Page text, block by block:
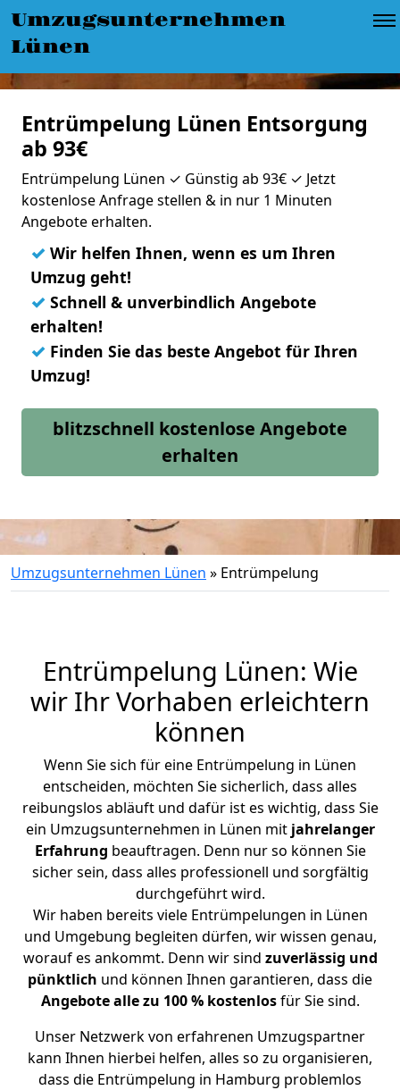
Umzugsunternehmen
Lünen
Entrümpelung Lünen Entsorgung
ab 93€
Entrümpelung Lünen ✓ Günstig ab 93€ ✓ Jetzt
kostenlose Anfrage stellen & in nur 1 Minuten
Angebote erhalten.
✓ Wir helfen Ihnen, wenn es um Ihren
Umzug geht!
✓ Schnell & unverbindlich Angebote
erhalten!
✓ Finden Sie das beste Angebot für Ihren
Umzug!
blitzschnell kostenlose Angebote
erhalten
Umzugsunternehmen Lünen » Entrümpelung
Entrümpelung Lünen: Wie
wir Ihr Vorhaben erleichtern
können
Wenn Sie sich für eine Entrümpelung in Lünen
entscheiden, möchten Sie sicherlich, dass alles
reibungslos abläuft und dafür ist es wichtig, dass Sie
ein Umzugsunternehmen in Lünen mit jahrelanger
Erfahrung beauftragen. Denn nur so können Sie
sicher sein, dass alles professionell und sorgfältig
durchgeführt wird.
Wir haben bereits viele Entrümpelungen in Lünen
und Umgebung begleiten dürfen, wir wissen genau,
worauf es ankommt. Denn wir sind zuverlässig und
pünktlich und können Ihnen garantieren, dass die
Angebote alle zu 100 % kostenlosfür Sie sind.
Unser Netzwerk von erfahrenen Umzugspartner
kann Ihnen hierbei helfen, alles so zu organisieren,
dass die Entrümpelung in Hamburg problemlos